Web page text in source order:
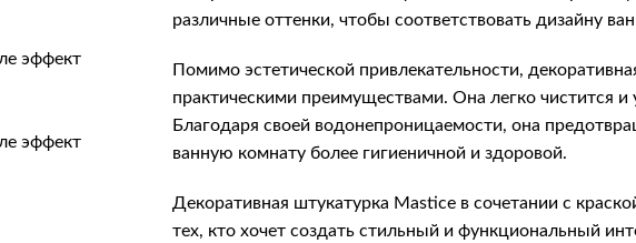
различные оттенки, чтобы соответствовать дизайну
Помимо эстетической привлекательности,
практическими преимуществами. Она легко чистится и
Благодаря своей водонепроницаемости, она
ванную комнату более гигиеничной и здоровой.
Декоративная штукатурка Mastice в сочетании с
тех, кто хочет создать стильный и функциональный